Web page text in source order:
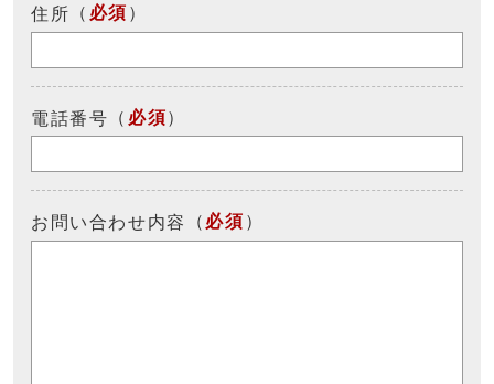
住所 （ 必須 ）
電話番号 （ 必須）
お問い合わせ内容 （ 必須 ）